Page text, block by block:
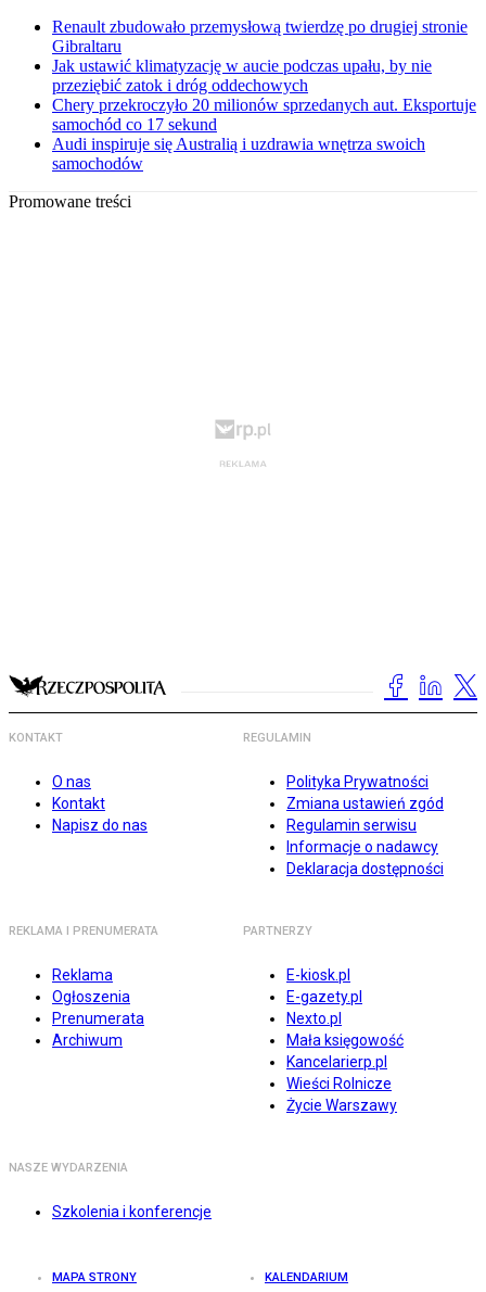
Renault zbudowało przemysłową twierdzę po drugiej stronie
Gibraltaru
Jak ustawić klimatyzację w aucie podczas upału, by nie
przeziębić zatok i dróg oddechowych
Chery przekroczyło 20 milionów sprzedanych aut. Eksportuje
samochód co 17 sekund
Audi inspiruje się Australią i uzdrawia wnętrza swoich
samochodów
Promowane treści
KONTAKT
O nas
Kontakt
Napisz do nas
REGULAMIN
Polityka Prywatności
Zmiana ustawień zgód
Regulamin serwisu
Informacje o nadawcy
Deklaracja dostępności
REKLAMA I PRENUMERATA
Reklama
Ogłoszenia
Prenumerata
Archiwum
PARTNERZY
E-kiosk.pl
E-gazety.pl
Nexto.pl
Mała księgowość
Kancelarierp.pl
Wieści Rolnicze
Życie Warszawy
NASZE WYDARZENIA
Szkolenia i konferencje
MAPA STRONY KALENDARIUM